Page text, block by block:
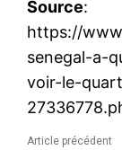
Source:
https://
senegal-a-
voir-le-
Article précédent